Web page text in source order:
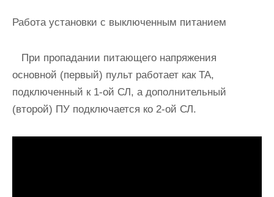
Работа установки с выключенным питанием
При пропадании питающего напряжения
основной (первый) пульт работает как ТА,
подключенный к 1-ой СЛ, а дополнительный
(второй) ПУ подключается ко 2-ой СЛ.